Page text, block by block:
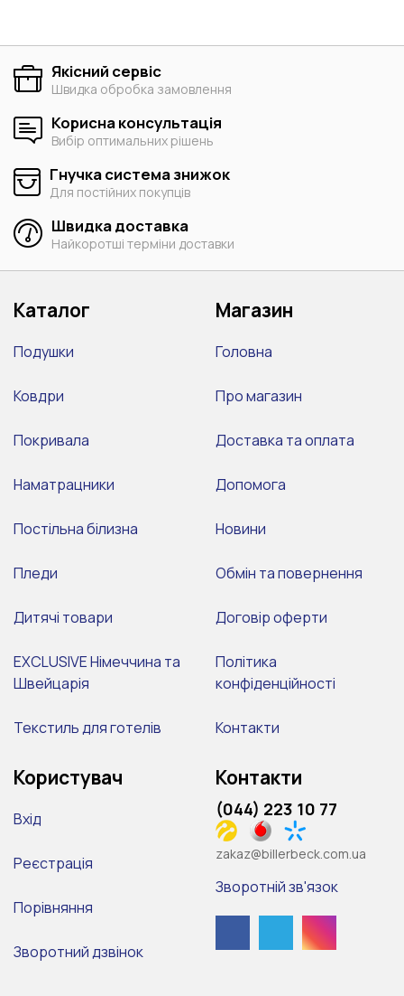
Якісний сервіс
Швидка обробка замовлення
Корисна консультація
Вибір оптимальних рішень
Гнучка система знижок
Для постійних покупців
Швидка доставка
Найкоротші терміни доставки
Каталог
Подушки
Ковдри
Покривала
Наматрацники
Постільна білизна
Пледи
Дитячі товари
EXCLUSIVE Німеччина та
Швейцарія
Текстиль для готелів
Магазин
Головна
Про магазин
Доставка та оплата
Допомога
Новини
Обмін та повернення
Договір оферти
Політика
конфіденційності
Контакти
Користувач
Вхід
Реєстрація
Порівняння
Зворотний дзвінок
Контакти
(044) 223 10 77
zakaz@billerbeck.com.ua
Зворотній зв'язок